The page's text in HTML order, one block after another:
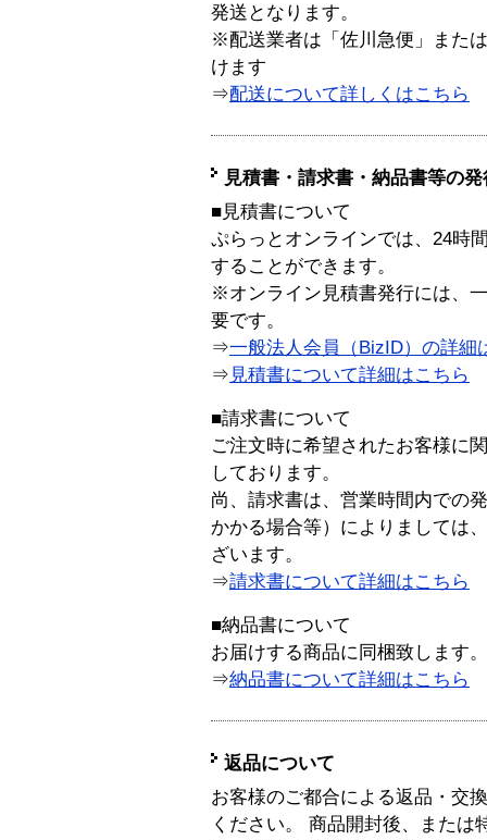
発送となります。
※配送業者は「佐川急便」また
けます
⇒配送について詳しくはこちら
見積書・請求書・納品書等の
■見積書について
ぷらっとオンラインでは、24時
することができます。
※オンライン見積書発行には、
要です。
⇒一般法人会員（BizID）の詳細
⇒ 見積書について詳細はこちら
■請求書について
ご注文時に希望されたお客様に
しております。
尚、請求書は、営業時間内での
かかる場合等）によりましては
ざいます。
⇒請求書について詳細はこちら
■納品書について
お届けする商品に同梱致します。
⇒納品書について詳細はこちら
返品について
お客様のご都合による返品・交
ください。 商品開封後、または